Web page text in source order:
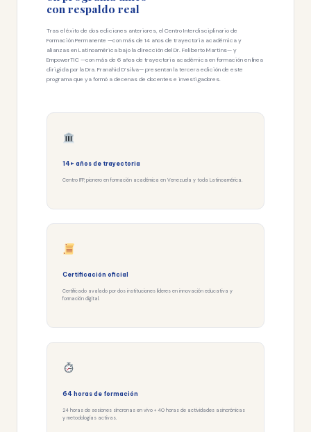
con respaldo real
Tras el éxito de dos ediciones anteriores, el Centro Interdisciplinario de
Formación Permanente —con más de 14 años de trayectoria académica y
alianzas en Latinoamérica bajo la dirección del Dr. Feliberto Martins— y
EmpowerTIC —con más de 6 años de trayectoria académica en formación en línea
dirigida por la Dra. Franahid D’silva— presentan la tercera edición de este
programa que ya formó a decenas de docentes e investigadores.
14+ años de trayectoria
Centro IFP, pionero en formación académica en Venezuela y toda Latinoamérica.
Certificación oficial
Certificado avalado por dos instituciones líderes en innovación educativa y
formación digital.
64 horas de formación
24 horas de sesiones síncronas en vivo + 40 horas de actividades asincrónicas
y metodologías activas.